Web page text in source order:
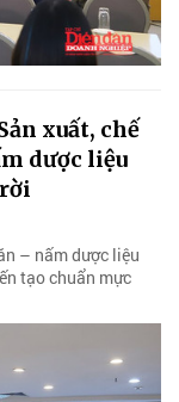
xuất, chế
dược liệu
– nấm dược liệu
tạo chuẩn mực